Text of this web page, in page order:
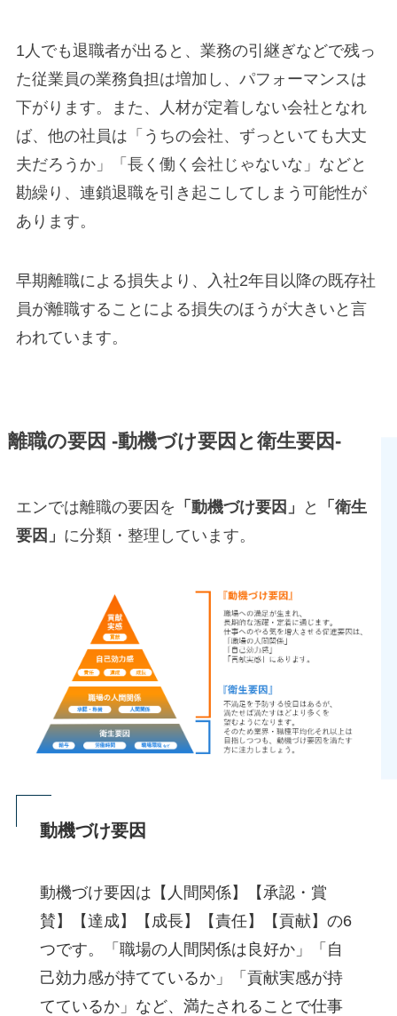
1人でも退職者が出ると、業務の引継ぎなどで残っ
た従業員の業務負担は増加し、パフォーマンスは
下がります。また、人材が定着しない会社となれ
ば、他の社員は「うちの会社、ずっといても大丈
夫だろうか」「長く働く会社じゃないな」などと
勘繰り、連鎖退職を引き起こしてしまう可能性が
あります。
早期離職による損失より、入社2年目以降の既存社
員が離職することによる損失のほうが大きいと言
われています。
離職の要因 -動機づけ要因と衛生要因-
エンでは離職の要因を 「動機づけ要因」 と
「衛生
要因」 に分類・整理しています。
動機づけ要因
動機づけ要因は【人間関係】【承認・賞
賛】【達成】【成長】【責任】【貢献】の6
つです。「職場の人間関係は良好か」「自
己効力感が持てているか」「貢献実感が持
てているか」など、満たされることで仕事